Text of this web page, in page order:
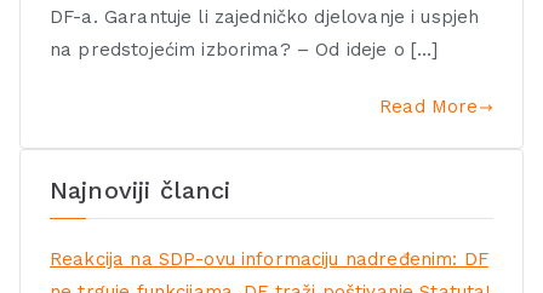
DF-a. Garantuje li zajedničko djelovanje i uspjeh
na predstojećim izborima? – Od ideje o […]
Read More
Najnoviji članci
Reakcija na SDP-ovu informaciju nadređenim: DF